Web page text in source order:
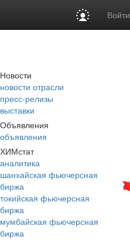
Войти
Новости
новости отрасли
пресс-релизы
выставки
Объявления
объявления
ХИМстат
аналитика
шанхайская фьючерсная
биржа
токийская фьючерсная
биржа
мумбайская фьючерсная
биржа